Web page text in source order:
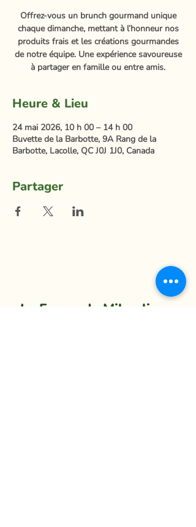
Offrez-vous un brunch gourmand unique
chaque dimanche, mettant à l’honneur nos
produits frais et les créations gourmandes
de notre équipe. Une expérience savoureuse
à partager en famille ou entre amis.
Heure & Lieu
24 mai 2026, 10 h 00 – 14 h 00
Buvette de la Barbotte, 9A Rang de la
Barbotte, Lacolle, QC J0J 1J0, Canada
Partager
La Ferme du Mihouli